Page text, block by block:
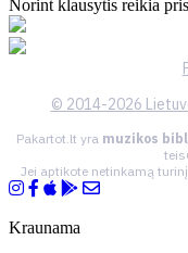
Norint klausytis reikia
© 2014-2026
Pakartot.lt yra muzikos
Jei aptikote netinkamą
Kraunama